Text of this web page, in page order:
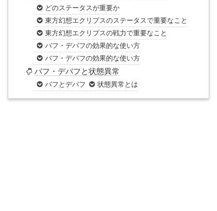
どのステータスが重要か
東方幻想エクリプスのステータスで重要なこと
東方幻想エクリプスの戦力で重要なこと
バフ・デバフの効果的な使い方
バフ・デバフの効果的な使い方
バフ・デバフと状態異常
バフとデバフ 状態異常とは